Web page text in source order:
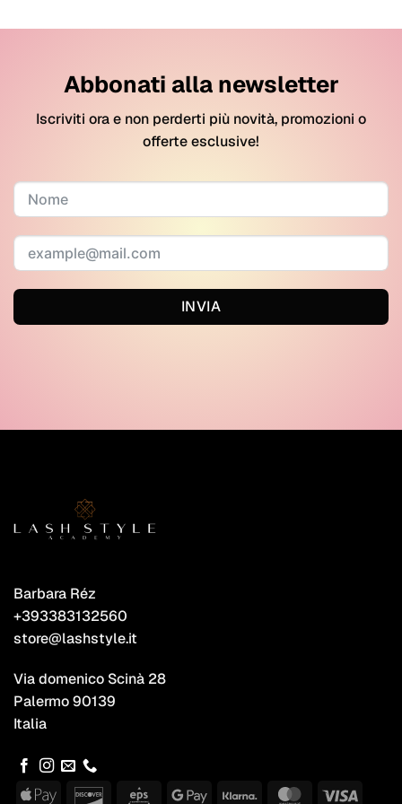
Abbonati alla newsletter
Iscriviti ora e non perderti più novità, promozioni o
offerte esclusive!
INVIA
Barbara Réz
+393383132560
store@lashstyle.it
Via domenico Scinà 28
Palermo 90139
Italia
Apple Discover Eps GoogleKlarna MasterCard
Visa